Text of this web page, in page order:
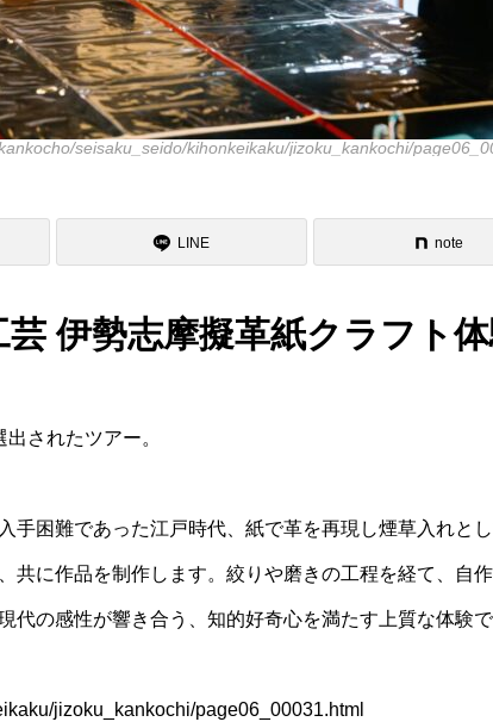
seisaku_seido/kihonkeikaku/jizoku_kankochi/
LINE note
伊勢志摩擬革紙クラフト
されたツアー。
手困難であった江戸時代、紙で革を再現し煙草入れと
共に作品を制作します。絞りや磨きの工程を経て、自
の感性が響き合う、知的好奇心を満たす上質な体験で
jizoku_kankochi/page06_00031.html